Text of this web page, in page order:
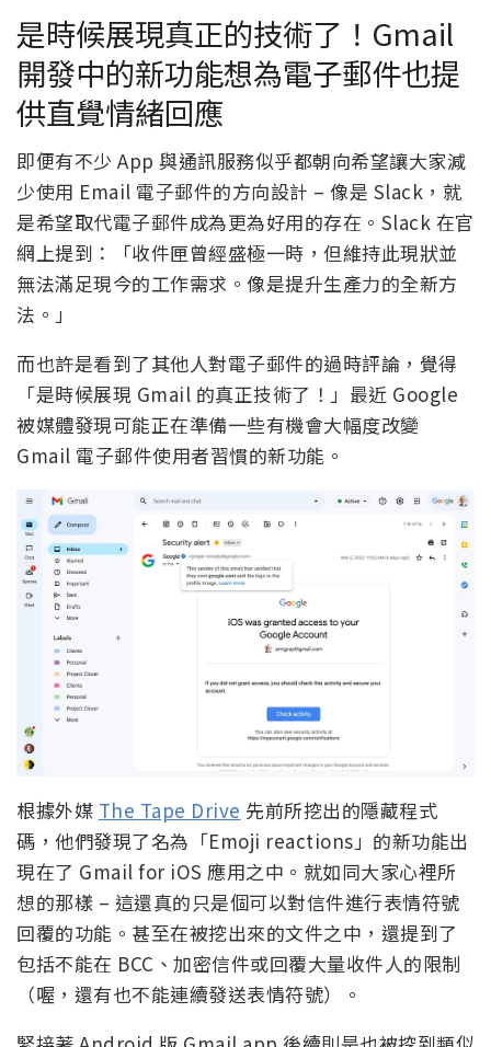
是時候展現真正的技術了！Gmail
開發中的新功能想為電子郵件也提
供直覺情緒回應
即便有不少 App 與通訊服務似乎都朝向希望讓大家減
少使用 Email 電子郵件的方向設計 – 像是 Slack，就
是希望取代電子郵件成為更為好用的存在。Slack 在官
網上提到：「收件匣曾經盛極一時，但維持此現狀並
無法滿足現今的工作需求。像是提升生產力的全新方
法。」
而也許是看到了其他人對電子郵件的過時評論，覺得
「是時候展現 Gmail 的真正技術了！」最近 Google
被媒體發現可能正在準備一些有機會大幅度改變
Gmail 電子郵件使用者習慣的新功能。
根據外媒 The Tape Drive 先前所挖出的隱藏程式
碼，他們發現了名為「Emoji reactions」的新功能出
現在了 Gmail for iOS 應用之中。就如同大家心裡所
想的那樣 – 這還真的只是個可以對信件進行表情符號
回覆的功能。甚至在被挖出來的文件之中，還提到了
包括不能在 BCC、加密信件或回覆大量收件人的限制
（喔，還有也不能連續發送表情符號）。